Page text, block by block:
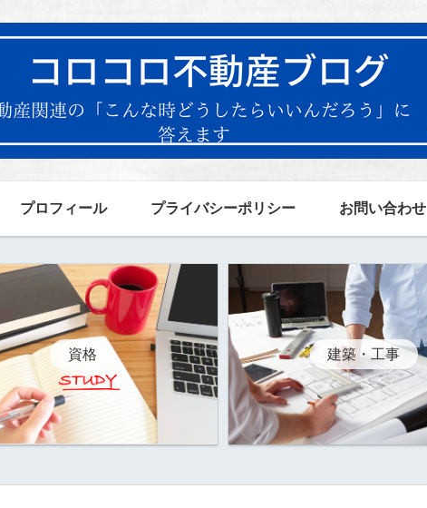
プロフィール プライバシーポリシー お問い合わせ
資格 建築・工事